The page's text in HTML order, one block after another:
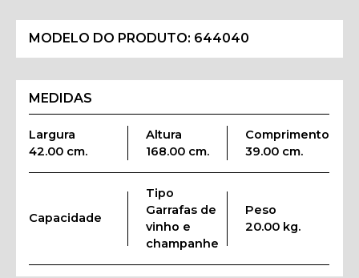
MODELO DO PRODUTO: 644040
MEDIDAS
Largura
42.00 cm.
Altura
168.00 cm.
Comprimento
39.00 cm.
Capacidade
Tipo
Garrafas de
vinho e
champanhe
Peso
20.00 kg.